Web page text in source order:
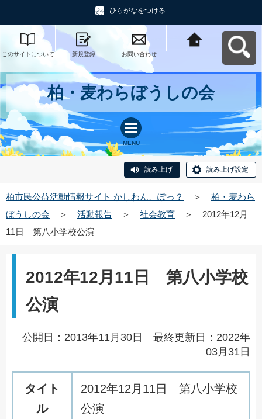
ひらがなをつける
このサイトについて 新規登録 お問い合わせ
柏・麦わらぼうしの会
MENU
読み上げ 読み上げ設定
柏市民公益活動情報サイト かしわん、ぽっ？ ＞
柏・麦わら
ぼうしの会
＞ 活動報告 ＞ 社会教育 ＞
2012年12月
11日 第八小学校公演
2012年12月11日 第八小学校
公演
公開日：2013年11月30日 最終更新日：2022年
03月31日
タイト
ル
2012年12 月 11 日 第八小学校
公演